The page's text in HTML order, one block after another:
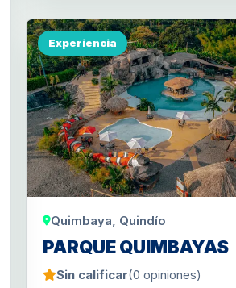
Experiencia
Quimbaya, Quindío
PARQUE QUIMBAYAS
Sin calificar(0 opiniones)